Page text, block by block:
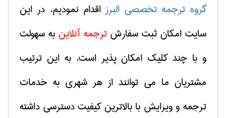
گروه ترجمه تخصصی البرز اقدام نمودیم. در این
سایت امکان ثبت سفارشترجمه آنلاین به سهولت
و با چند کلیک امکان پذیر است. به این ترتیب
مشتریان ما می توانند از هر شهری به خدمات
ترجمه و ویرایش با بالاترین کیفیت دسترسی داشته